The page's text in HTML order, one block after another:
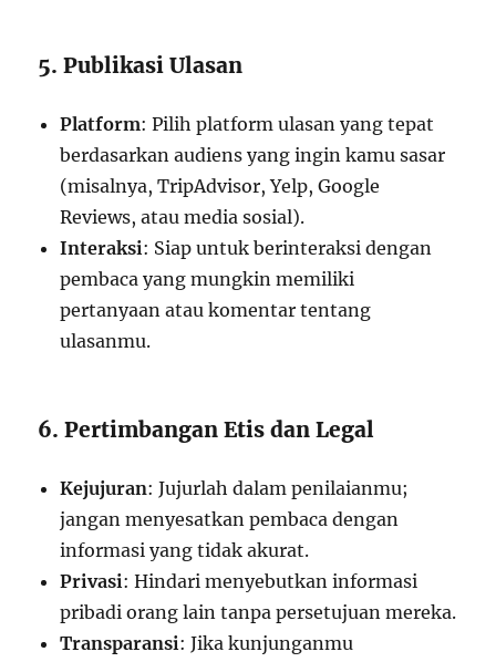
5. Publikasi Ulasan
Platform: Pilih platform ulasan yang tepat
berdasarkan audiens yang ingin kamu sasar
(misalnya, TripAdvisor, Yelp, Google
Reviews, atau media sosial).
Interaksi: Siap untuk berinteraksi dengan
pembaca yang mungkin memiliki
pertanyaan atau komentar tentang
ulasanmu.
6. Pertimbangan Etis dan Legal
Kejujuran: Jujurlah dalam penilaianmu;
jangan menyesatkan pembaca dengan
informasi yang tidak akurat.
Privasi: Hindari menyebutkan informasi
pribadi orang lain tanpa persetujuan mereka.
Transparansi: Jika kunjunganmu